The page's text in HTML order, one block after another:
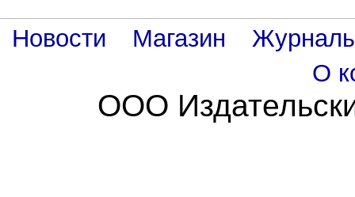
Новости Магазин
О
ООО